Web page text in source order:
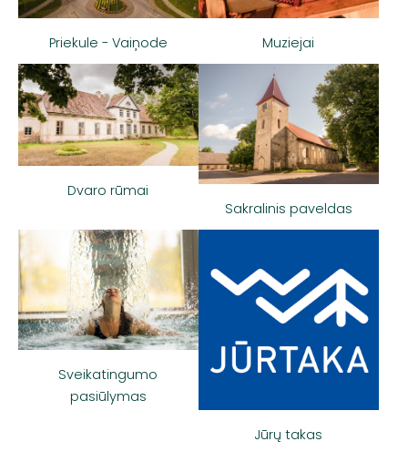
Priekule - Vaiņode Muziejai
Dvaro rūmai
Sakralinis paveldas
Sveikatingumo
pasiūlymas
Jūrų takas